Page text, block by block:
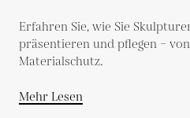
Erfahren Sie, wie Sie
präsentieren und pflegen –
Materialschutz.
Mehr Lesen